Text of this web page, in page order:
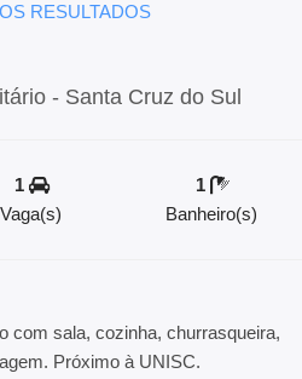
RESULTADOS
- Santa Cruz do Sul
1
Vaga(s)
1
Banheiro(s)
com sala, cozinha, churrasqueira,
Próximo à UNISC.